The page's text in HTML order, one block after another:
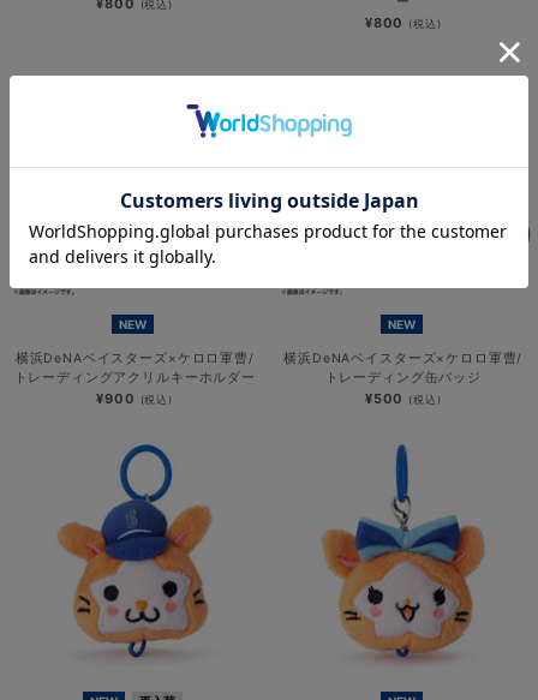
(税込)
¥800 (税込)
NEW
横浜DeNAベイスターズ×ケロロ軍曹/
トレーディングアクリルキーホルダー
¥900 (税込)
NEW
横浜DeNAベイスターズ×ケロロ軍曹/
トレーディング缶バッジ
¥500 (税込)